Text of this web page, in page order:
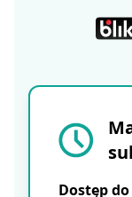
Dostęp